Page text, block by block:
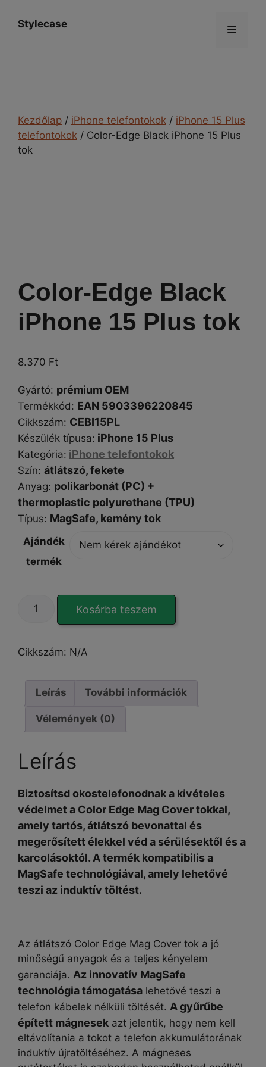
Stylecase Menü
Kezdőlap / iPhone telefontokok / iPhone 15 Plus
telefontokok / Color-Edge Black iPhone 15 Plus
tok
Color-Edge Black
iPhone 15 Plus tok
8.370 Ft
Gyártó: prémium OEM
Termékkód: EAN 5903396220845
Cikkszám: CEBI15PL
Készülék típusa: iPhone 15 Plus
Kategória: iPhone telefontokok
Szín: átlátszó, fekete
Anyag: polikarbonát (PC) +
thermoplastic polyurethane (TPU)
Típus: MagSafe, kemény tok
Ajándék
termék
Edge
iPhone
mennyiség
Kosárba teszem
Cikkszám: N/A
Leírás További információk
Vélemények (0)
Leírás
Biztosítsd okostelefonodnak a kivételes
védelmet a Color Edge Mag Cover tokkal,
amely tartós, átlátszó bevonattal és
megerősített élekkel véd a sérülésektől és a
karcolásoktól. A termék kompatibilis a
MagSafe technológiával, amely lehetővé
teszi az induktív töltést.
Az átlátszó Color Edge Mag Cover tok a jó
minőségű anyagok és a teljes kényelem
garanciája. Az innovatív MagSafe
technológia támogatása lehetővé teszi a
telefon kábelek nélküli töltését. A gyűrűbe
épített mágnesek azt jelentik, hogy nem kell
eltávolítania a tokot a telefon akkumulátorának
induktív újratöltéséhez. A mágneses